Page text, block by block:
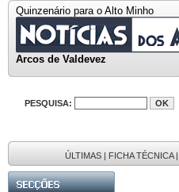
Quinzenário para o Alto Minho
Arcos de Valdevez
PESQUISA:
ÚLTIMAS | FICHA TÉCNICA|